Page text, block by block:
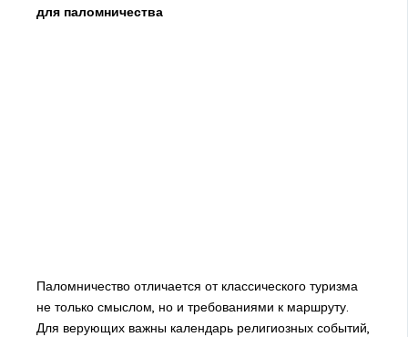
для паломничества
Паломничество отличается от классического туризма
не только смыслом, но и требованиями к маршруту.
Для верующих важны календарь религиозных событий,